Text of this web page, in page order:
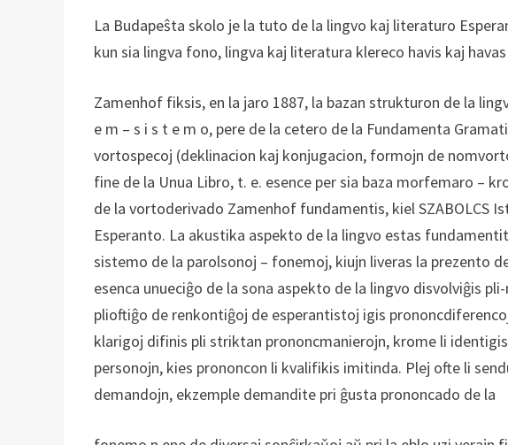
La Budapeŝta skolo je la tuto de la lingvo kaj literaturo
kun sia lingva fono, lingva kaj literatura klereco havis kaj
Zamenhof fiksis, en la jaro 1887, la bazan strukturon de la
e m – s i s t e m o, pere de la cetero de la Fundamenta
vortospecoj (deklinacion kaj konjugacion, formojn de
fine de la Unua Libro, t. e. esence per sia baza morfemaro –
de la vortoderivado Zamenhof fundamentis, kiel SZABOLCS
Esperanto. La akustika aspekto de la lingvo estas
sistemo de la parolsonoj – fonemoj, kiujn liveras la prezento
esenca unueciĝo de la sona aspekto de la lingvo disvolviĝis
plioftiĝo de renkontiĝoj de esperantistoj igis
klarigoj difinis pli striktan prononcmanierojn, krome li
personojn, kies prononcon li kvalifikis imitinda. Plej ofte li
demandojn, ekzemple demandite pri ĝusta prononcado de la